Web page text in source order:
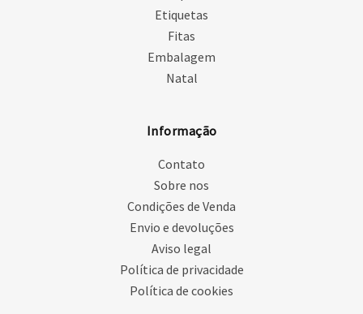
Etiquetas
Fitas
Embalagem
Natal
Informação
Contato
Sobre nos
Condições de Venda
Envio e devoluções
Aviso legal
Política de privacidade
Política de cookies